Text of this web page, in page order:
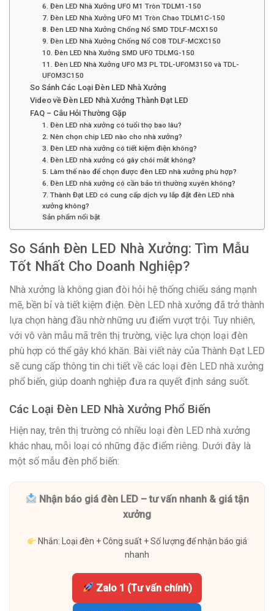
6. Đèn LED Nhà Xưởng UFO M1 Tròn TDLM1-150
7. Đèn LED Nhà Xưởng UFO M1 Tròn Chao TDLM1C-150
8. Đèn LED Nhà Xưởng Chống Nổ SMD TDLF-MCX150
9. Đèn LED Nhà Xưởng Chống Nổ COB TDLF-MCXC150
10. Đèn LED Nhà Xưởng SMD UFO TDLMG-150
11. Đèn LED Nhà Xưởng UFO M3 PL TDL-UFOM3150 và TDL-
UFOM3C150
So Sánh Các Loại Đèn LED Nhà Xưởng
Video về Đèn LED Nhà Xưởng Thành Đạt LED
FAQ – Câu Hỏi Thường Gặp
1. Đèn LED nhà xưởng có tuổi thọ bao lâu?
2. Nên chọn chip LED nào cho nhà xưởng?
3. Đèn LED nhà xưởng có tiết kiệm điện không?
4. Đèn LED nhà xưởng có gây chói mắt không?
5. Làm thế nào để chọn được đèn LED nhà xưởng phù hợp?
6. Đèn LED nhà xưởng có cần bảo trì thường xuyên không?
7. Thành Đạt LED có cung cấp dịch vụ lắp đặt đèn LED nhà
xưởng không?
Sản phẩm nổi bật
So Sánh Đèn LED Nhà Xưởng: Tìm Mẫu
Tốt Nhất Cho Doanh Nghiệp?
Nhà xưởng là không gian đòi hỏi hệ thống chiếu sáng mạnh
mẽ, bền bỉ và tiết kiệm điện. Đèn LED nhà xưởng đã trở thành
lựa chọn hàng đầu nhờ những ưu điểm vượt trội. Tuy nhiên,
với vô vàn mẫu mã trên thị trường, việc lựa chọn loại đèn
phù hợp có thể gây khó khăn. Bài viết này của Thành Đạt LED
sẽ cung cấp thông tin chi tiết về các loại đèn LED nhà xưởng
phổ biến, giúp doanh nghiệp đưa ra quyết định sáng suốt.
Các Loại Đèn LED Nhà Xưởng Phổ Biến
Hiện nay, trên thị trường có nhiều loại đèn LED nhà xưởng
khác nhau, mỗi loại có những đặc điểm riêng. Dưới đây là
một số mẫu đèn phổ biến:
Nhận báo giá đèn LED – tư vấn nhanh & giá tận
xưởng
Nhắn: Loại đèn + Công suất + Số lượng để nhận báo giá
nhanh
Zalo 1 (Tư vấn chính)